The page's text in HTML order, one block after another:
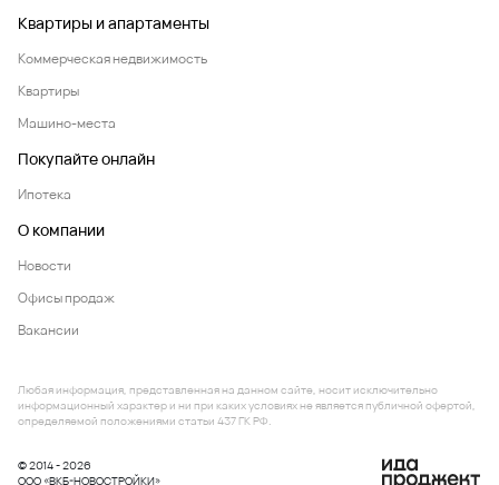
Квартиры и апартаменты
Коммерческая недвижимость
Квартиры
Машино-места
Покупайте онлайн
Ипотека
О компании
Новости
Офисы продаж
Вакансии
© 2014 - 2026
ООО «ВКБ-НОВОСТРОЙКИ»
Любая информация, представленная на данном сайте, носит исключительно
информационный характер и ни при каких условиях не является публичной офертой,
определяемой положениями статьи 437 ГК РФ.